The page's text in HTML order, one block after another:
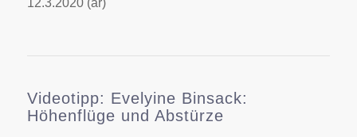
Videotipp: Evelyine Binsack:
Höhenflüge und Abstürze